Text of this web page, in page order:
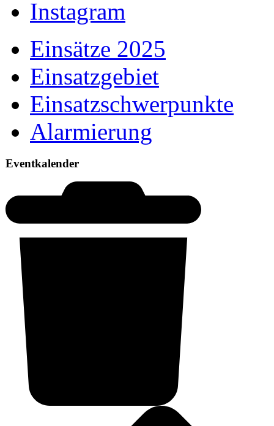
Instagram
Einsätze 2025
Einsatzgebiet
Einsatzschwerpunkte
Alarmierung
Eventkalender